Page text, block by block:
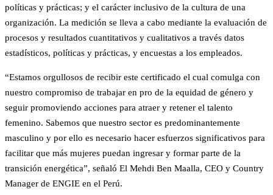
políticas y prácticas; y el carácter inclusivo de la cultura de una
organización. La medición se lleva a cabo mediante la evaluación de
procesos y resultados cuantitativos y cualitativos a través datos
estadísticos, políticas y prácticas, y encuestas a los empleados.
“Estamos orgullosos de recibir este certificado el cual comulga con
nuestro compromiso de trabajar en pro de la equidad de género y
seguir promoviendo acciones para atraer y retener el talento
femenino. Sabemos que nuestro sector es predominantemente
masculino y por ello es necesario hacer esfuerzos significativos para
facilitar que más mujeres puedan ingresar y formar parte de la
transición energética”, señaló El Mehdi Ben Maalla, CEO y Country
Manager de ENGIE en el Perú.